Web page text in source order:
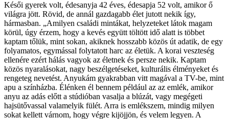
Késői gyerek volt, édesanyja 42 éves, édesapja 52 volt, amikor ő
világra jött. Rövid, de annál gazdagabb élet jutott nekik így,
hármasban. „Amilyen családi mintákat, helyzeteket látok magam
körül, úgy érzem, hogy a kevés együtt töltött idő alatt is többet
kaptam tőlük, mint sokan, akiknek hosszabb közös út adatik, de egy
folyamatos, egymással folytatott harc az életük. A korai veszteség
ellenére ezért hálás vagyok az életnek és persze nekik. Kaptam
közös nyaralásokat, nagy beszélgetéseket, kulturális élményeket és
rengeteg nevetést. Anyukám gyakrabban vitt magával a TV-be, mint
apu a színházba. Élénken él bennem például az az emlék, amikor
anyu az adás előtt a stúdióban vasalja a blúzát, vagy megégeti
hajsütővassal valamelyik fülét. Arra is emlékszem, mindig milyen
sokat kellett várnom, hogy végre kijöjjön, és velem legyen. A